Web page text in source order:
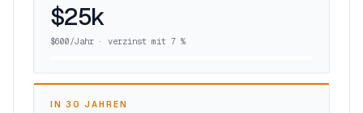
$25k
$600/Jahr · verzinst mit 7 %
IN 30 JAHREN